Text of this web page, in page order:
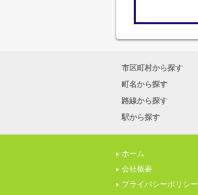
市区町村から探す
町名から探す
路線から探す
駅から探す
ホーム
会社概要
プライバシーポリシー